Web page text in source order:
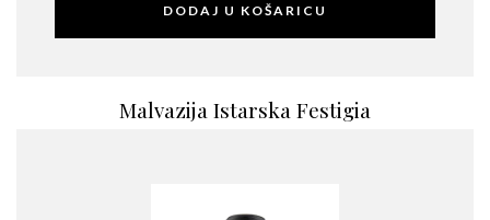
DODAJ U KOŠARICU
Malvazija Istarska Festigia